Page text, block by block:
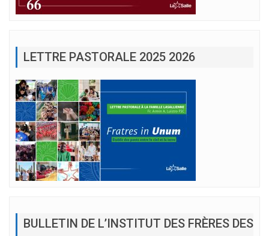
LETTRE PASTORALE 2025 2026
BULLETIN DE L’INSTITUT DES FRÈRES DES